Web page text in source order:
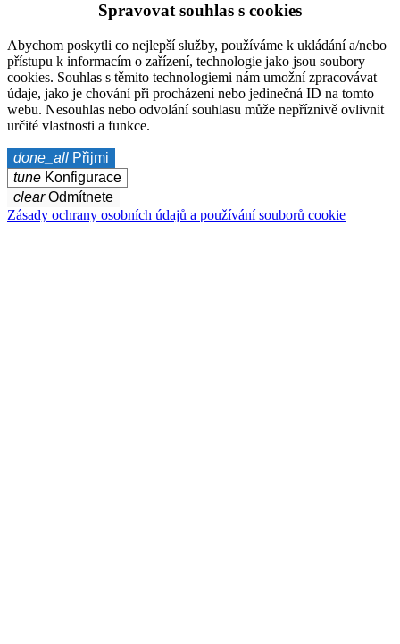
Spravovat souhlas s cookies
Abychom poskytli co nejlepší služby, používáme k ukládání a/nebo
přístupu k informacím o zařízení, technologie jako jsou soubory
cookies. Souhlas s těmito technologiemi nám umožní zpracovávat
údaje, jako je chování při procházení nebo jedinečná ID na tomto
webu. Nesouhlas nebo odvolání souhlasu může nepříznivě ovlivnit
určité vlastnosti a funkce.
done_all Přijmi
tune Konfigurace
clear Odmítnete
Zásady ochrany osobních údajů a používání souborů cookie